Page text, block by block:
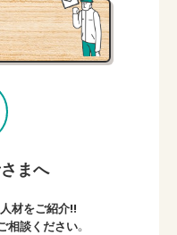
まへ
材をご紹介!!
談ください。